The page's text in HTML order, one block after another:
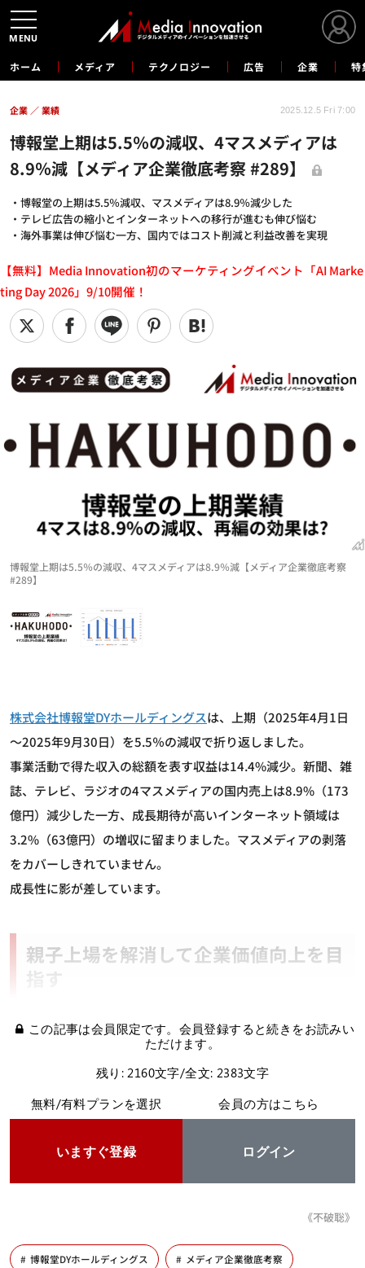
ホーム メディア テクノロジー 広告 企業 特
博報堂上期は5.5％の減収、4マスメディアは
8.9％減【メディア企業徹底考察 #289】
・博報堂の上期は5.5％減収、マスメディアは8.9％減少した
・テレビ広告の縮小とインターネットへの移行が進むも伸び悩む
・海外事業は伸び悩む一方、国内ではコスト削減と利益改善を実現
企業 業績 2025.12.5 Fri 7:00
【無料】Media Innovation初のマーケティングイベント「AI Marke
ting Day 2026」9/10開催！
博報堂上期は5.5％の減収、4マスメディアは8.9％減【メディア企業徹底考察
#289】
株式会社博報堂DYホールディングスは、上期（2025年4月1日
～2025年9月30日）を5.5％の減収で折り返しました。
事業活動で得た収入の総額を表す収益は14.4%減少。新聞、雑
誌、テレビ、ラジオの4マスメディアの国内売上は8.9%（173
億円）減少した一方、成長期待が高いインターネット領域は
3.2%（63億円）の増収に留まりました。マスメディアの剥落
をカバーしきれていません。
成長性に影が差しています。
親子上場を解消して企業価値向上を目
指す
この記事は会員限定です。会員登録すると続きをお読みい
ただけます。
残り: 2160文字/全文: 2383文字
無料/有料プランを選択
いますぐ登録
会員の方はこちら
ログイン
《不破聡》
博報堂DYホールディングス メディア企業徹底考察
MENU